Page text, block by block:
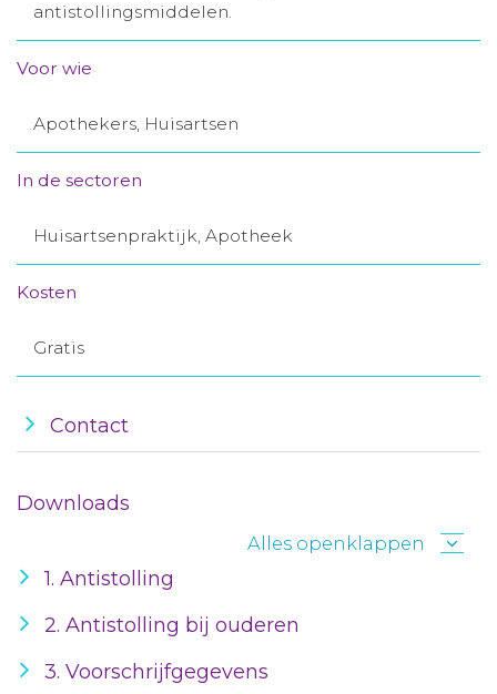
Aanmelden nieuwsbrief
Toegang leeromgeving
antistollingsmiddelen.
Voor wie
Apothekers, Huisartsen
In de sectoren
Huisartsenpraktijk, Apotheek
Kosten
Gratis
Contact
Downloads
Alles openklappen
1. Antistolling
2. Antistolling bij ouderen
3. Voorschrijfgegevens